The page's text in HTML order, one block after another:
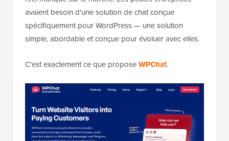
avaient besoin d'une solution de chat conçue
spécifiquement pour WordPress — une solution
simple, abordable et conçue pour évoluer avec elles.
C'est exactement ce que proposeWPChat.